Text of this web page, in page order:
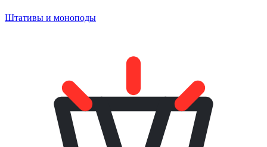
Штативы и моноподы